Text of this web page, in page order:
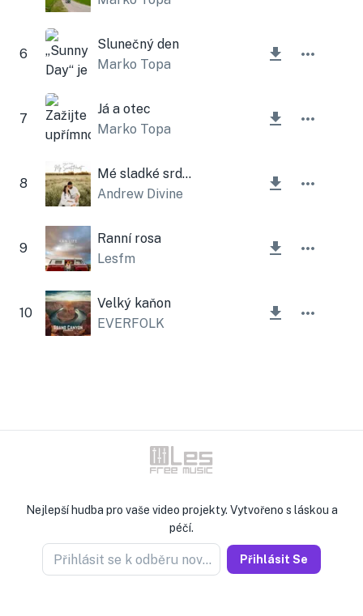
6
Slunečný den
Marko Topa
7
Já a otec
Marko Topa
8
Mé sladké srdce
Andrew Divine
9
Ranní rosa
Lesfm
10
Velký kaňon
EVERFOLK
Nejlepší hudba pro vaše video projekty. Vytvořeno s láskou a
péčí.
Přihlásit se k odběru novinek Přihlásit Se